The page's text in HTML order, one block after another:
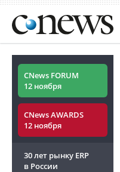
CNews FORUM
12 ноября
CNews AWARDS
12 ноября
30 лет рынку ERP
в России